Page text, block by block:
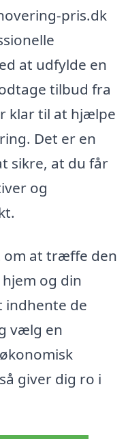
pris.dk
at udfylde en
tilbud fra
klar til at hjælpe
Det er en
sikre, at du får
og
om at træffe den
og din
indhente de
vælg en
giver dig ro i